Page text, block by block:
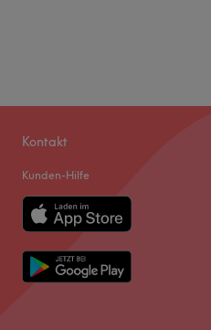
Kontakt
Kunden-Hilfe